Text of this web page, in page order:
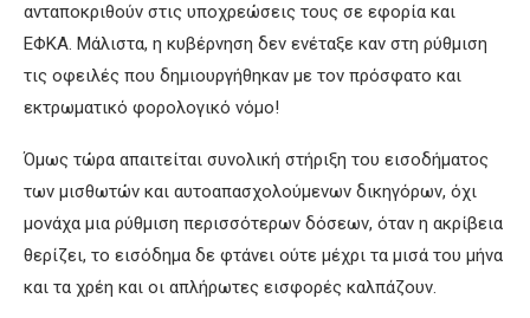
ανταποκριθούν στις υποχρεώσεις τους σε εφορία και
ΕΦΚΑ. Μάλιστα, η κυβέρνηση δεν ενέταξε καν στη ρύθμιση
τις οφειλές που δημιουργήθηκαν με τον πρόσφατο και
εκτρωματικό φορολογικό νόμο!
Όμως τώρα απαιτείται συνολική στήριξη του εισοδήματος
των μισθωτών και αυτοαπασχολούμενων δικηγόρων, όχι
μονάχα μια ρύθμιση περισσότερων δόσεων, όταν η ακρίβεια
θερίζει, το εισόδημα δε φτάνει ούτε μέχρι τα μισά του μήνα
και τα χρέη και οι απλήρωτες εισφορές καλπάζουν.